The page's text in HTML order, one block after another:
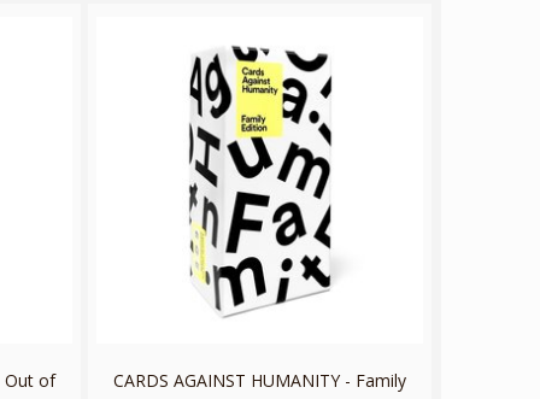
Out of
CARDS AGAINST HUMANITY - Family